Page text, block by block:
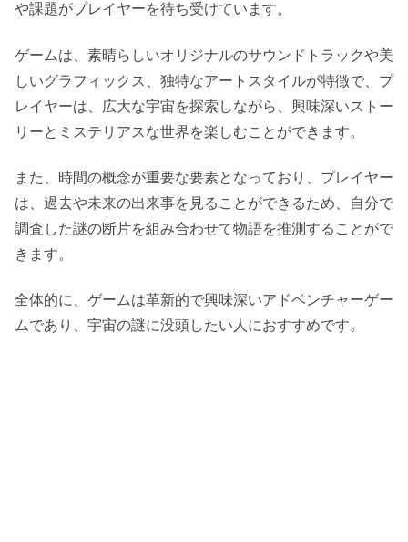
や課題がプレイヤーを待ち受けています。
ゲームは、素晴らしいオリジナルのサウンドトラックや美
しいグラフィックス、独特なアートスタイルが特徴で、プ
レイヤーは、広大な宇宙を探索しながら、興味深いストー
リーとミステリアスな世界を楽しむことができます。
また、時間の概念が重要な要素となっており、プレイヤー
は、過去や未来の出来事を見ることができるため、自分で
調査した謎の断片を組み合わせて物語を推測することがで
きます。
全体的に、ゲームは革新的で興味深いアドベンチャーゲー
ムであり、宇宙の謎に没頭したい人におすすめです。